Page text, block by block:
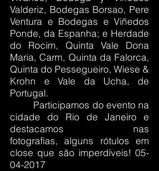
Valderiz, Bodegas Borsao, Pere
Ventura e Bodegas e Viñedos
Ponde, da Espanha; e Herdade
do Rocim, Quinta Vale Dona
Maria, Carm, Quinta da Falorca,
Quinta do Pessegueiro, Wiese &
Krohn e Vale da Ucha, de
Portugal.
Participamos do evento na
cidade do Rio de Janeiro e
destacamos nas
fotografias, alguns rótulos em
close que são imperdíveis! 05-
04-2017